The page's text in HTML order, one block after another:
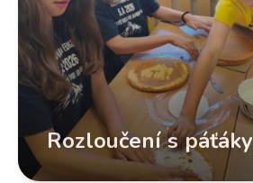
Rozloučení s páťáky